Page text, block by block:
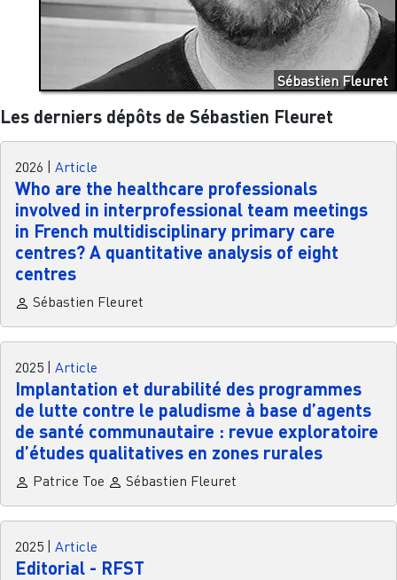
Sébastien Fleuret
Les derniers dépôts de Sébastien Fleuret
2026 Article
Who are the healthcare professionals
involved in interprofessional team meetings
in French multidisciplinary primary care
centres? A quantitative analysis of eight
centres
Sébastien Fleuret
2025 Article
Implantation et durabilité des programmes
de lutte contre le paludisme à base d’agents
de santé communautaire : revue exploratoire
d’études qualitatives en zones rurales
Patrice Toe Sébastien Fleuret
2025 Article
Editorial - RFST